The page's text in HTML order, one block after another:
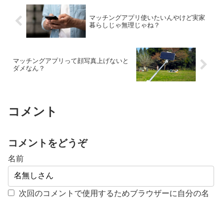
マッチングアプリ使いたいんやけど実家
暮らしじゃ無理じゃね？
マッチングアプリって顔写真上げないと
ダメなん？
コメント
コメントをどうぞ
名前
次回のコメントで使用するためブラウザーに自分の名